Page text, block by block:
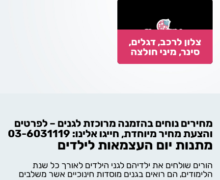
צלון לרכב, דגלים,
סינר, מיני חולצה
מחירים נוחים בהזמנה מרוכזת לגנים – לפרטים
והצעת מחיר מיוחדת, חייגו אלינו: 03-6031119
מתנות יום העצמאות לילדים
הורים שולחים את ילדיהם לגני הילדים לאורך כל שנת
הלימודים, הם רואים בגנים מוסדות חינוכיים אשר משלבים